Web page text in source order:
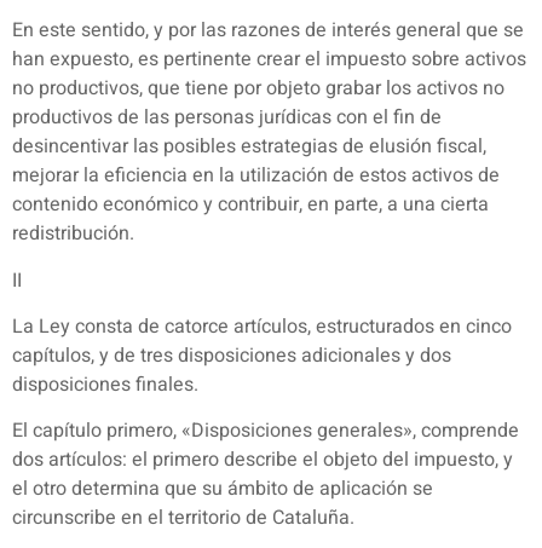
En este sentido, y por las razones de interés general que se
han expuesto, es pertinente crear el impuesto sobre activos
no productivos, que tiene por objeto grabar los activos no
productivos de las personas jurídicas con el fin de
desincentivar las posibles estrategias de elusión fiscal,
mejorar la eficiencia en la utilización de estos activos de
contenido económico y contribuir, en parte, a una cierta
redistribución.
II
La Ley consta de catorce artículos, estructurados en cinco
capítulos, y de tres disposiciones adicionales y dos
disposiciones finales.
El capítulo primero, «Disposiciones generales», comprende
dos artículos: el primero describe el objeto del impuesto, y
el otro determina que su ámbito de aplicación se
circunscribe en el territorio de Cataluña.